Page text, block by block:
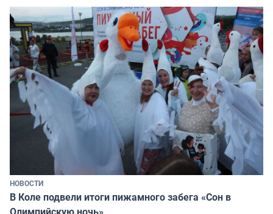
НОВОСТИ
В Коле подвели итоги пижамного забега «Сон в